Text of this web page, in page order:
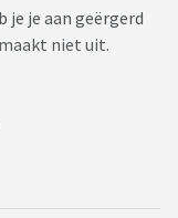
je je aan geërgerd
niet uit.
de